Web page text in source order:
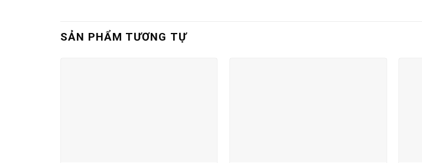
SẢN PHẨM TƯƠNG TỰ